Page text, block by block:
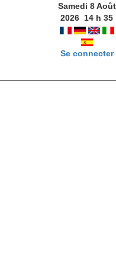
Samedi 8 Août
2026 14 h35
Se connecter